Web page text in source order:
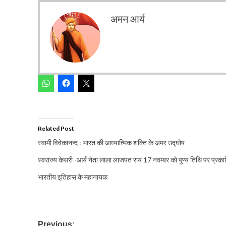
अमन आर्य
Related Post
स्वामी विवेकानन्द : भारत की आध्यात्मिक शक्ति के अमर उद्घोष
स्वराज्य केसरी -आर्य नेता लाला लाजपत राय 17 नवम्बर को पुण्य तिथि पर
भारतीय इतिहास के महानायक
Previous: